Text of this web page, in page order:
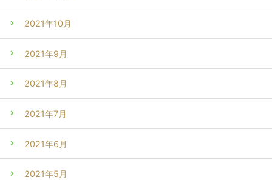
2021年10月
2021年9月
2021年8月
2021年7月
2021年6月
2021年5月